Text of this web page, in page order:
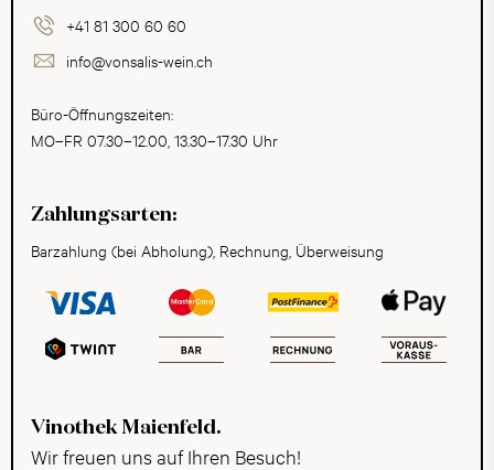
+41 81 300 60 60
info@vonsalis-wein.ch
Büro-Öffnungszeiten:
MO–FR 07.30–12.00, 13.30–17.30 Uhr
Zahlungsarten:
Barzahlung (bei Abholung), Rechnung, Überweisung
Vinothek Maienfeld.
Wir freuen uns auf Ihren Besuch!